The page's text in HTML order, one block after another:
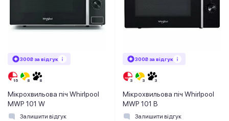
300₴ за відгук
Мікрохвильова піч Whirlpool
MWP 101 W
Залишити відгук
300₴ за відгук
Мікрохвильова піч Whirlpool
MWP 101 B
Залишити відгук